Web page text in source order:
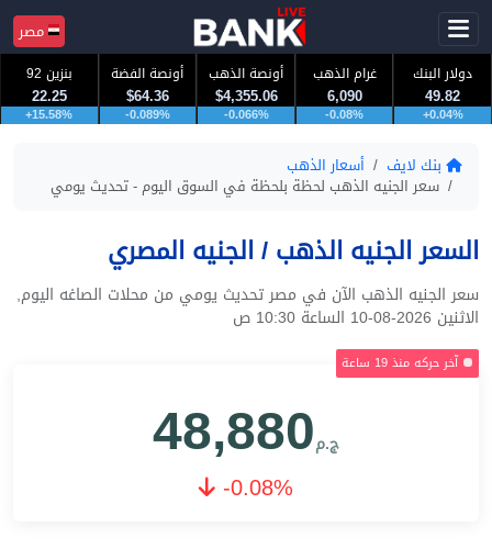
دولار البنك
49.82
+0.04%
غرام الذهب
6,090
-0.08%
أونصة الذهب
$4,355.06
-0.066%
أونصة الفضة
$64.36
-0.089%
بنزين 92
22.25
+15.58%
بنك لايف أسعار الذهب
سعر الجنيه الذهب لحظة بلحظة في السوق اليوم - تحديث يومي
السعر الجنيه الذهب / الجنيه المصري
سعر الجنيه الذهب الآن في مصر تحديث يومي من محلات الصاغه اليوم,
الاثنين 2026-08-10 الساعة 10:30 ص
آخر حركه منذ 19 ساعة
48,880ج.م
-0.08%